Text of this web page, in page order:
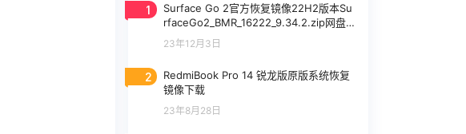
1
Surface Go 2官方恢复镜像22H2版本Su
rfaceGo2_BMR_16222_9.34.2.zip网盘
下载
23年12月3日
2
RedmiBook Pro 14 锐龙版原版系统恢复
镜像下载
23年8月28日